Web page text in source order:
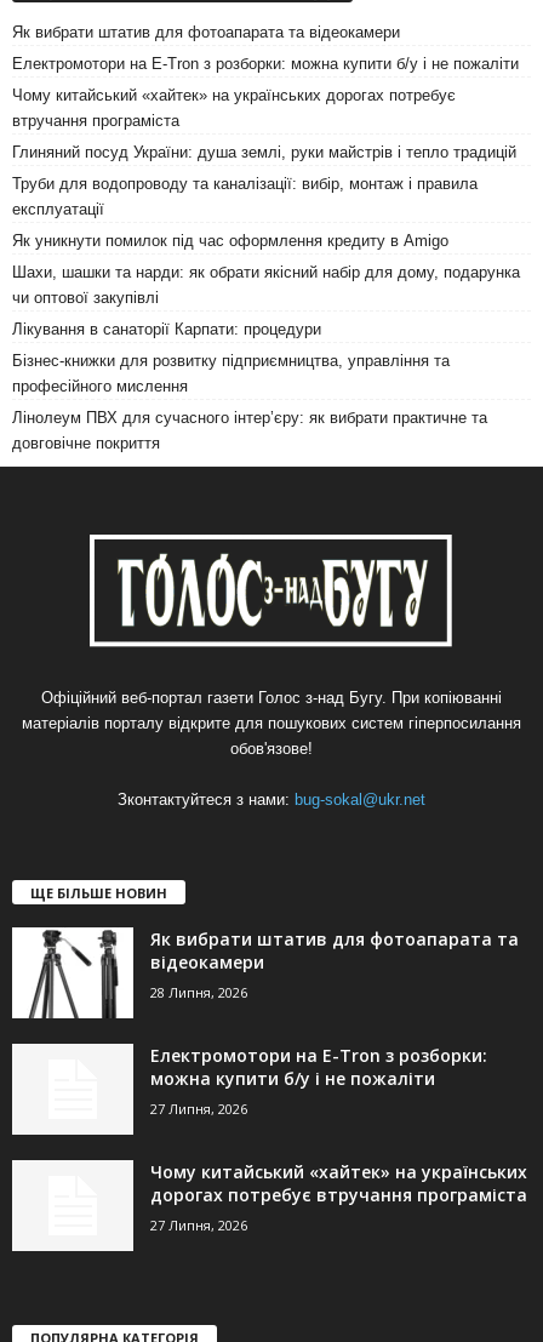
Як вибрати штатив для фотоапарата та відеокамери
Електромотори на E-Tron з розборки: можна купити б/у і не пожаліти
Чому китайський «хайтек» на українських дорогах потребує
втручання програміста
Глиняний посуд України: душа землі, руки майстрів і тепло традицій
Труби для водопроводу та каналізації: вибір, монтаж і правила
експлуатації
Як уникнути помилок під час оформлення кредиту в Amigo
Шахи, шашки та нарди: як обрати якісний набір для дому, подарунка
чи оптової закупівлі
Лікування в санаторії Карпати: процедури
Бізнес-книжки для розвитку підприємництва, управління та
професійного мислення
Лінолеум ПВХ для сучасного інтер’єру: як вибрати практичне та
довговічне покриття
Офіційний веб-портал газети Голос з-над Бугу. При копіюванні
матеріалів порталу відкрите для пошукових систем гіперпосилання
обов'язове!
Зконтактуйтеся з нами: bug-sokal@ukr.net
ЩЕ БІЛЬШЕ НОВИН
Як вибрати штатив для фотоапарата та
відеокамери
28 Липня, 2026
Електромотори на E-Tron з розборки:
можна купити б/у і не пожаліти
27 Липня, 2026
Чому китайський «хайтек» на українських
дорогах потребує втручання програміста
27 Липня, 2026
ПОПУЛЯРНА КАТЕГОРІЯ